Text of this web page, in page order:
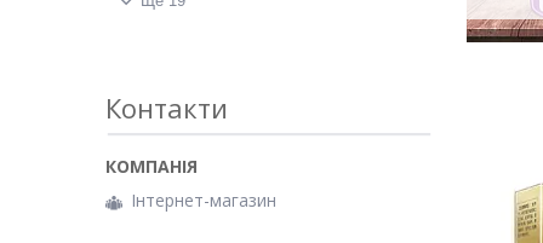
Контакти
Інтернет-магазин